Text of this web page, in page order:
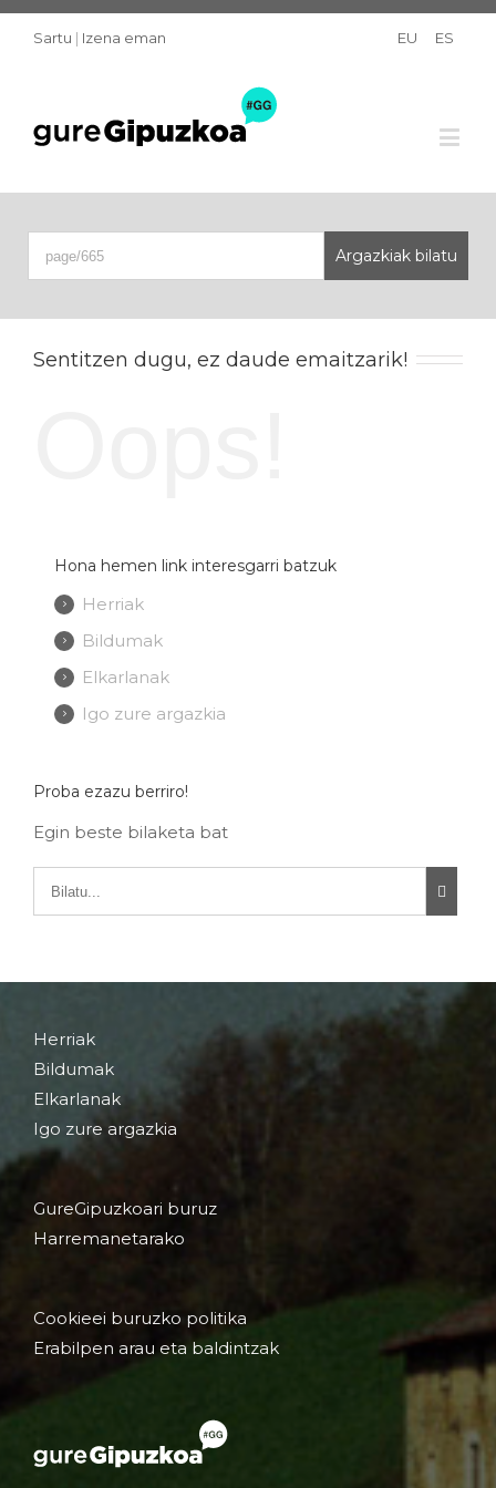
Sartu | Izena eman EU ES
Sentitzen dugu, ez daude emaitzarik!
Hona hemen link interesgarri batzuk
Herriak
Bildumak
Elkarlanak
Igo zure argazkia
Proba ezazu berriro!
Egin beste bilaketa bat
Herriak
Bildumak
Elkarlanak
Igo zure argazkia
GureGipuzkoari buruz
Harremanetarako
Cookieei buruzko politika
Erabilpen arau eta baldintzak